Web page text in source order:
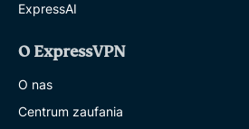
ExpressAI
O ExpressVPN
O nas
Centrum zaufania